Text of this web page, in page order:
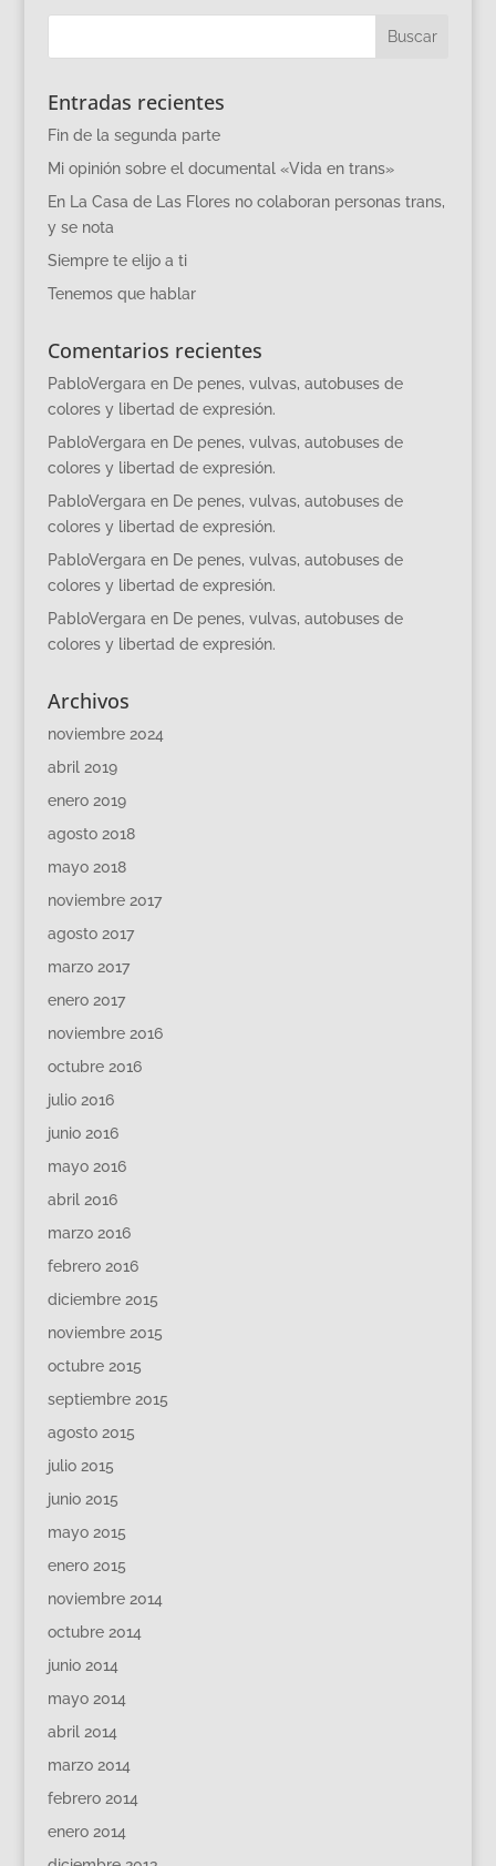
Entradas recientes
Fin de la segunda parte
Mi opinión sobre el documental «Vida en trans»
En La Casa de Las Flores no colaboran personas trans,
y se nota
Siempre te elijo a ti
Tenemos que hablar
Comentarios recientes
PabloVergara en De penes, vulvas, autobuses de
colores y libertad de expresión.
PabloVergara en De penes, vulvas, autobuses de
colores y libertad de expresión.
PabloVergara en De penes, vulvas, autobuses de
colores y libertad de expresión.
PabloVergara en De penes, vulvas, autobuses de
colores y libertad de expresión.
PabloVergara en De penes, vulvas, autobuses de
colores y libertad de expresión.
Archivos
noviembre 2024
abril 2019
enero 2019
agosto 2018
mayo 2018
noviembre 2017
agosto 2017
marzo 2017
enero 2017
noviembre 2016
octubre 2016
julio 2016
junio 2016
mayo 2016
abril 2016
marzo 2016
febrero 2016
diciembre 2015
noviembre 2015
octubre 2015
septiembre 2015
agosto 2015
julio 2015
junio 2015
mayo 2015
enero 2015
noviembre 2014
octubre 2014
junio 2014
mayo 2014
abril 2014
marzo 2014
febrero 2014
enero 2014